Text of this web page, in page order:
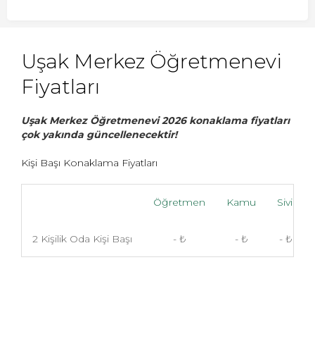
Uşak Merkez Öğretmenevi
Fiyatları
Uşak Merkez Öğretmenevi 2026 konaklama fiyatları
çok yakında güncellenecektir!
Kişi Başı Konaklama Fiyatları
Öğretmen Kamu Sivil
2 Kişilik Oda Kişi Başı - ₺ - ₺ - ₺